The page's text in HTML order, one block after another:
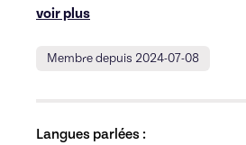
voir plus
Membre depuis 2024-07-08
Langues parlées :